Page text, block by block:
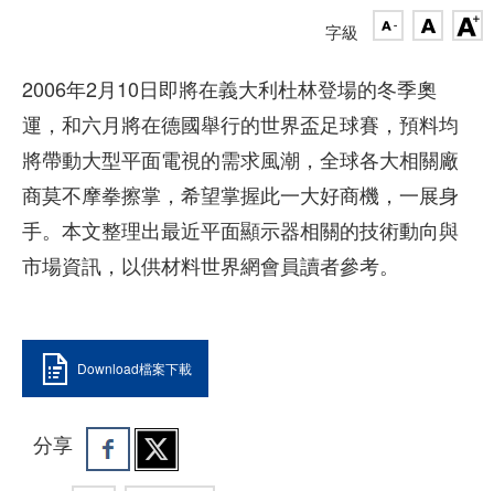
字級
2006年2月10日即將在義大利杜林登場的冬季奧
運，和六月將在德國舉行的世界盃足球賽，預料均
將帶動大型平面電視的需求風潮，全球各大相關廠
商莫不摩拳擦掌，希望掌握此一大好商機，一展身
手。本文整理出最近平面顯示器相關的技術動向與
市場資訊，以供材料世界網會員讀者參考。
Download檔案下載
分享